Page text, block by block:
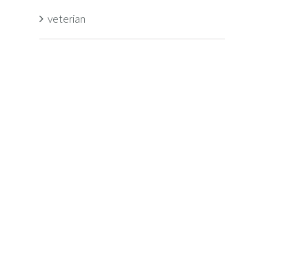
veterian